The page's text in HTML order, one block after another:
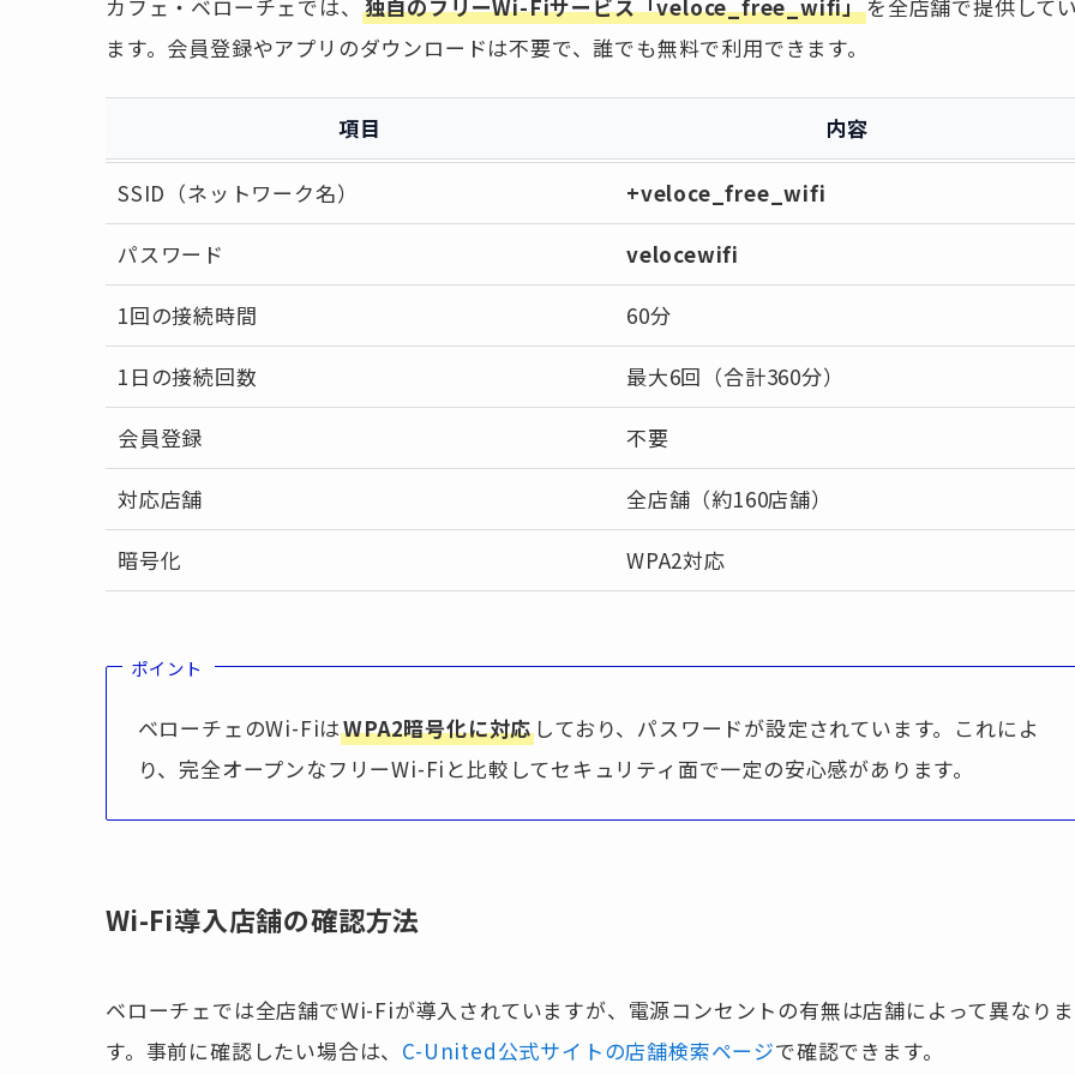
カフェ・ベローチェでは、 独自のフリーWi-Fiサービス「veloce_free_wifi」を全店舗で提供して
ます。会員登録やアプリのダウンロードは不要で、誰でも無料で利用できます。
項目 内容
SSID（ネットワーク名） +veloce_free_wifi
パスワード velocewifi
1回の接続時間 60分
1日の接続回数 最大6回（合計360分）
会員登録 不要
対応店舗 全店舗（約160店舗）
暗号化 WPA2対応
ポイント
ベローチェのWi-FiはWPA2暗号化に対応 しており、パスワードが設定されています。これによ
り、完全オープンなフリーWi-Fiと比較してセキュリティ面で一定の安心感があります。
Wi-Fi導入店舗の確認方法
ベローチェでは全店舗でWi-Fiが導入されていますが、電源コンセントの有無は店舗によって異なりま
す。事前に確認したい場合は、 C-United公式サイトの店舗検索ページで確認できます。